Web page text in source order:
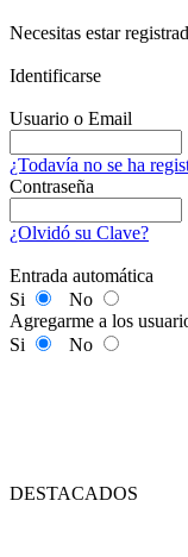
Necesitas estar
Identificarse
Usuario o Email
¿Todavía no se ha
Contraseña
¿Olvidó su Clave?
Entrada automática
Si
No
Agregarme a los
Si
No
DESTACADOS